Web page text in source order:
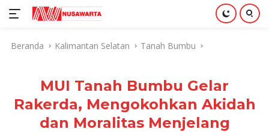
Beranda Kalimantan Selatan Tanah Bumbu
MUI Tanah Bumbu Gelar
Rakerda, Mengokohkan Akidah
dan Moralitas Menjelang